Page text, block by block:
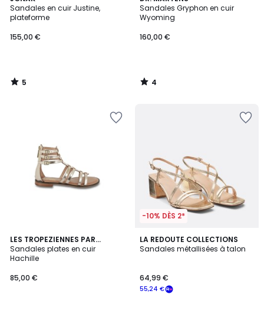
Sandales en cuir Justine,
plateforme
155,00 €
/
5
5
/
Sandales Gryphon en cuir
Wyoming
160,00 €
/
5
4
/
LES TROPEZIENNES PAR
M.BELARBI
Sandales plates en cuir
Hachille
85,00 €
-10% DÈS 2*
LA REDOUTE COLLECTIONS
Sandales métallisées à talon
55,24 €
64,99 €
4,3
/ 5